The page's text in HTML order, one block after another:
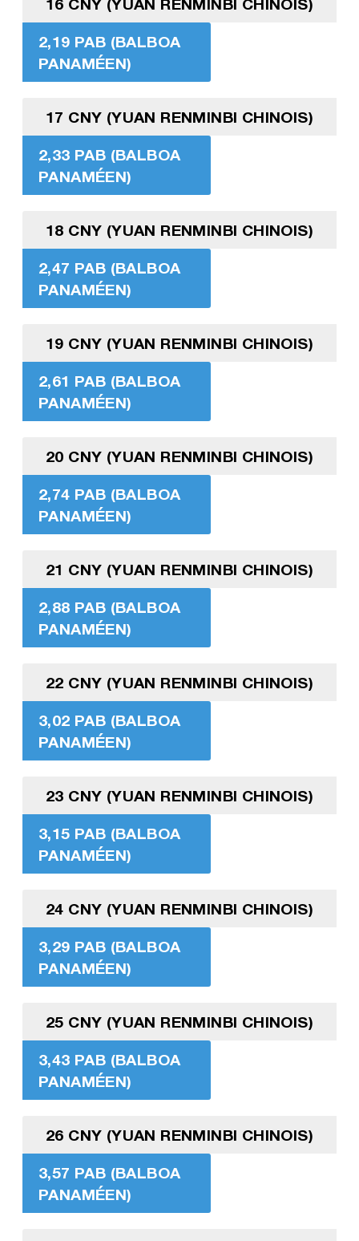
2,19 PAB (BALBOA
PANAMÉEN)
17 CNY (YUAN RENMINBI CHINOIS)
2,33 PAB (BALBOA
PANAMÉEN)
18 CNY (YUAN RENMINBI CHINOIS)
2,47 PAB (BALBOA
PANAMÉEN)
19 CNY (YUAN RENMINBI CHINOIS)
2,61 PAB (BALBOA
PANAMÉEN)
20 CNY (YUAN RENMINBI CHINOIS)
2,74 PAB (BALBOA
PANAMÉEN)
21 CNY (YUAN RENMINBI CHINOIS)
2,88 PAB (BALBOA
PANAMÉEN)
22 CNY (YUAN RENMINBI CHINOIS)
3,02 PAB (BALBOA
PANAMÉEN)
23 CNY (YUAN RENMINBI CHINOIS)
3,15 PAB (BALBOA
PANAMÉEN)
24 CNY (YUAN RENMINBI CHINOIS)
3,29 PAB (BALBOA
PANAMÉEN)
25 CNY (YUAN RENMINBI CHINOIS)
3,43 PAB (BALBOA
PANAMÉEN)
26 CNY (YUAN RENMINBI CHINOIS)
3,57 PAB (BALBOA
PANAMÉEN)